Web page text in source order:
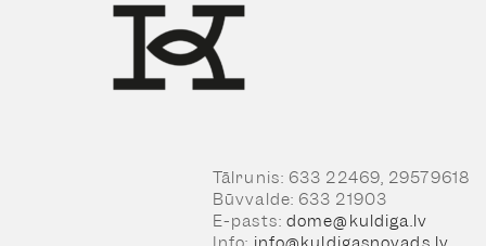
Tālrunis: 633 22469, 29579618
Būvvalde: 633 21903
E-pasts: dome@kuldiga.lv